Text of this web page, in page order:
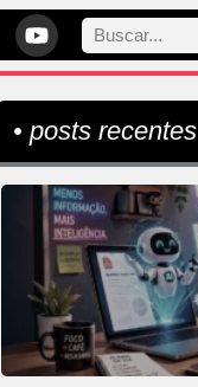
• posts recentes